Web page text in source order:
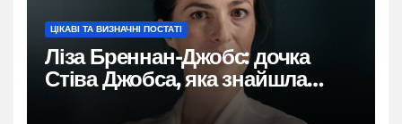
ЦІКАВІ ТА ВИЗНАЧНІ ПОСТАТІ
Ліза Бреннан-Джобс: дочка
Стіва Джобса, яка знайшла
власний голос